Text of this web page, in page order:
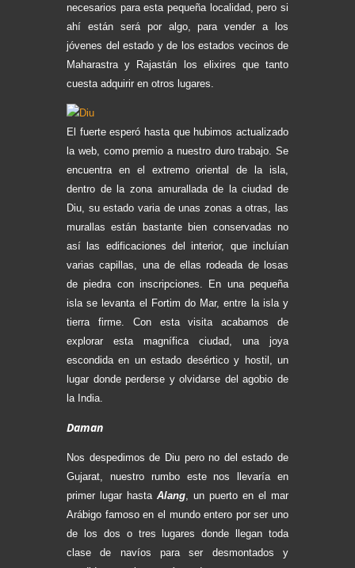
necesarios para esta pequeña localidad, pero si
ahí están será por algo, para vender a los
jóvenes del estado y de los estados vecinos de
Maharastra y Rajastán los elixires que tanto
cuesta adquirir en otros lugares.
El fuerte esperó hasta que hubimos actualizado
la web, como premio a nuestro duro trabajo. Se
encuentra en el extremo oriental de la isla,
dentro de la zona amurallada de la ciudad de
Diu, su estado varia de unas zonas a otras, las
murallas están bastante bien conservadas no
así las edificaciones del interior, que incluían
varias capillas, una de ellas rodeada de losas
de piedra con inscripciones. En una pequeña
isla se levanta el Fortim do Mar, entre la isla y
tierra firme. Con esta visita acabamos de
explorar esta magnífica ciudad, una joya
escondida en un estado desértico y hostil, un
lugar donde perderse y olvidarse del agobio de
la India.
Daman
Nos despedimos de Diu pero no del estado de
Gujarat, nuestro rumbo este nos llevaría en
primer lugar hasta Alang , un puerto en el mar
Arábigo famoso en el mundo entero por ser uno
de los dos o tres lugares donde llegan toda
clase de navíos para ser desmontados y